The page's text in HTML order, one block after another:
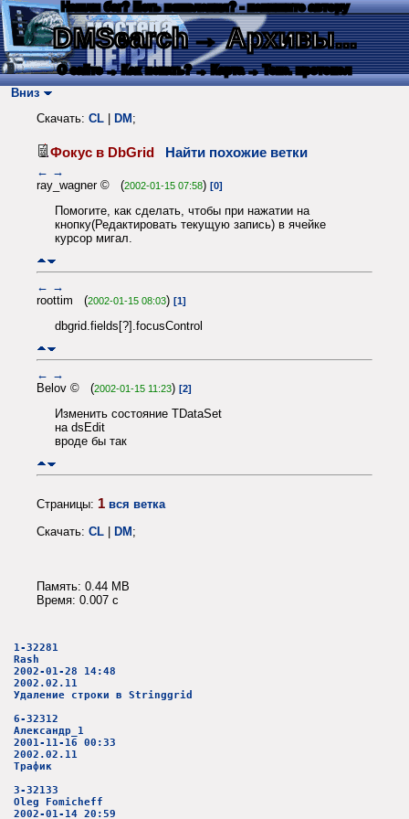
Нашли баг? Есть пожелания? - напишите автору
DMSearch→ Архивы...
О сайте → Как искать? → Карта → Текс. протокол
Вниз
Скачать: CL DM ;
Фокус в DbGrid Найти похожие ветки
← →
ray_wagner © (2002-01-15 07:58) [0]
Помогите, как сделать, чтобы при нажатии на
кнопку(Редактировать текущую запись) в ячейке
курсор мигал.
← →
roottim (2002-01-15 08:03) [1]
dbgrid.fields[?].focusControl
← →
Belov © (2002-01-15 11:23) [2]
Изменить состояние TDataSet
на dsEdit
вроде бы так
Страницы: 1 вся ветка
Скачать: CL | DM;
Память: 0.44 MB
Время: 0.007 c
1-32281
Rash
2002-01-28 14:48
2002.02.11
Удаление строки в Stringgrid
6-32312
Александр_1
2001-11-16 00:33
2002.02.11
Трафик
3-32133
Oleg Fomicheff
2002-01-14 20:59